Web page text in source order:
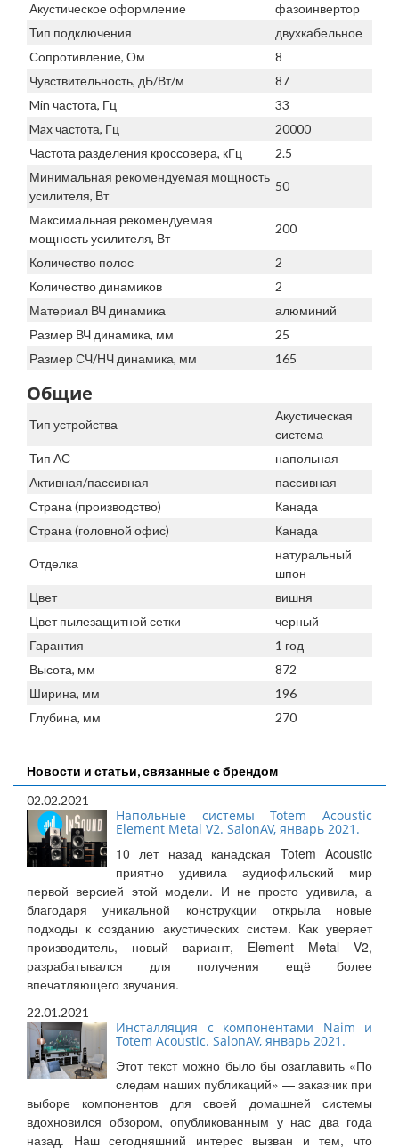
Акустическое оформление
фазоинвертор
Тип подключения
двухкабельное
Сопротивление, Ом
8
Чувствительность, дБ/Вт/м
87
Min частота, Гц
33
Max частота, Гц
20000
Частота разделения кроссовера, кГц
2.5
Минимальная рекомендуемая мощность
усилителя, Вт
50
Максимальная рекомендуемая
мощность усилителя, Вт
200
Количество полос
2
Количество динамиков
2
Материал ВЧ динамика
алюминий
Размер ВЧ динамика, мм
25
Размер СЧ/НЧ динамика, мм
165
Общие
Тип устройства
Акустическая
система
Тип АС
напольная
Активная/пассивная
пассивная
Страна (производство)
Канада
Страна (головной офис)
Канада
Отделка
натуральный
шпон
Цвет
вишня
Цвет пылезащитной сетки
черный
Гарантия
1 год
Высота, мм
872
Ширина, мм
196
Глубина, мм
270
Новости и статьи, связанные с брендом
02.02.2021
Напольные системы Totem Acoustic
Element Metal V2. SalonAV, январь 2021.
10 лет назад канадская Totem Acoustic
приятно удивила аудиофильский мир
первой версией этой модели. И не просто удивила, а
благодаря уникальной конструкции открыла новые
подходы к созданию акустических систем. Как уверяет
производитель, новый вариант, Element Metal V2,
разрабатывался для получения ещё более
впечатляющего звучания.
22.01.2021
Инсталляция с компонентами Naim и
Totem Acoustic. SalonAV, январь 2021.
Этот текст можно было бы озаглавить «По
следам наших публикаций» — заказчик при
выборе компонентов для своей домашней системы
вдохновился обзором, опубликованным у нас два года
назад. Наш сегодняшний интерес вызван и тем, что